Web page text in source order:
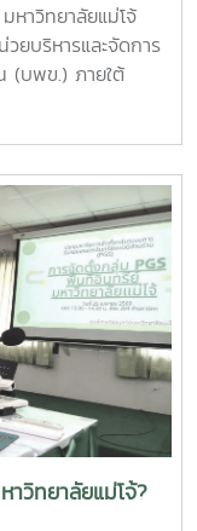
หาวิทยาลัยแม่โจ้
ยบริหารและจัดการ
(บพข.) ภายใต้
ณ ห้องประชุมรวง
ำนวยการสำนักวิจัย
าวิทยาลัยแม่โจ้ กล่าว
าร่วมประชุมในการ
บริหารและจัดการ
ได้นำเสนอข้อมูล
การทุนฯ และสรุปผล
ปีงบประมาณ 2563
รวิจัยที่ได้รับการ
านการเพิ่มความ
ง ชั้น 5 สำนัก
นอความก้าวหน้า
บริหารและจัดการ
วิทยาลัยแม่โจ้?